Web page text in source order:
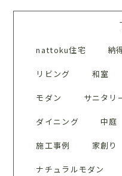
nattoku住宅 納
リビング 和室
モダン サニタリ
ダイニング 中庭
施工事例 家創り
ナチュラルモダン